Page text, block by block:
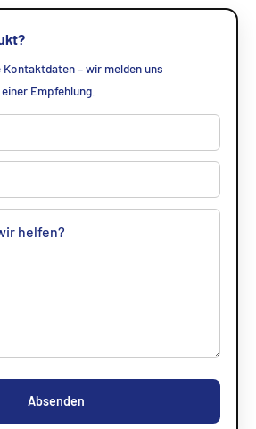
Kontaktdaten – wir melden uns
Empfehlung.
Absenden